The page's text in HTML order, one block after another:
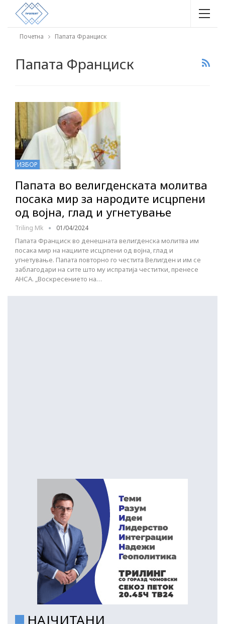
Почетна Папата Франциск
Папата Франциск
ИЗБОР
Папата во велигденската молитва
посака мир за народите исцрпени
од војна, глад и угнетување
Triling Mk 01/04/2024
Папата Франциск во денешната велигденска молитва им
посака мир на нациите исцрпени од војна, глад и
угнетување. Папата повторно го честита Велигден и им се
заблагодари на сите што му испратија честитки, пренесе
АНСА. „Воскресението на…
НАЈЧИТАНИ